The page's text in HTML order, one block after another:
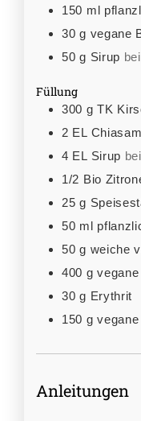
150 ml
30 g vegane
50 g Sirup
Füllung
300 g TK
2 EL
4 EL Sirup
1/2 Bio
25 g
50 ml
50 g weiche
400 g
30 g Erythrit
150 g
Anleitungen